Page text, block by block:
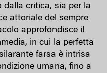
dalla critica, sia per la
attoriale del sempre
approfondisce il
in cui la perfetta
farsa è intrisa
umana, fino a